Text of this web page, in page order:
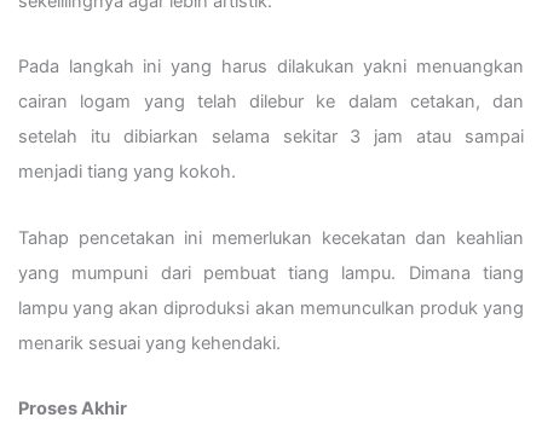
Pada langkah ini yang harus dilakukan yakni menuangkan
cairan logam yang telah dilebur ke dalam cetakan, dan
setelah itu dibiarkan selama sekitar 3 jam atau sampai
menjadi tiang yang kokoh.
Tahap pencetakan ini memerlukan kecekatan dan keahlian
yang mumpuni dari pembuat tiang lampu. Dimana tiang
lampu yang akan diproduksi akan memunculkan produk yang
menarik sesuai yang kehendaki.
Proses Akhir